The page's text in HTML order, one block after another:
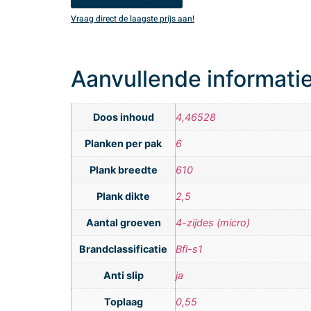
Vraag direct de laagste prijs aan!
Aanvullende
Doos inhoud 4,46528
Planken per pak 6
Plank breedte 610
Plank dikte 2,5
Aantal groeven 4-zijdes (micro)
Brandclassificatie Bfl-s1
Anti slip ja
Toplaag 0,55